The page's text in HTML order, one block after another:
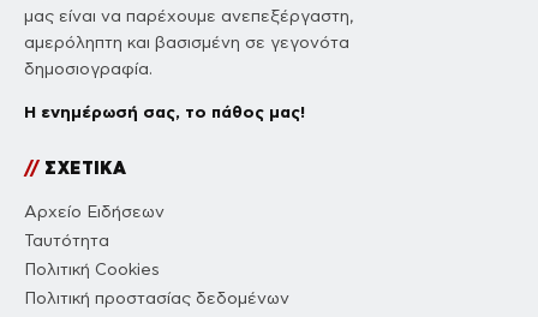
μας είναι να παρέχουμε ανεπεξέργαστη,
αμερόληπτη και βασισμένη σε γεγονότα
δημοσιογραφία.
Η ενημέρωσή σας, το πάθος μας!
//ΣΧΕΤΙΚΑ
Αρχείο Ειδήσεων
Ταυτότητα
Πολιτική Cookies
Πολιτική προστασίας δεδομένων